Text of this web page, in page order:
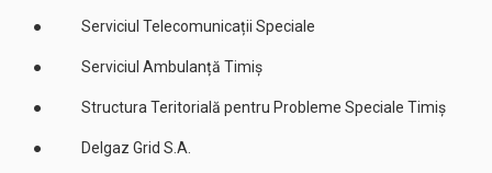
● Serviciul Telecomunicații Speciale
● Serviciul Ambulanță Timiș
● Structura Teritorială pentru Probleme Speciale Timiș
● Delgaz Grid S.A.